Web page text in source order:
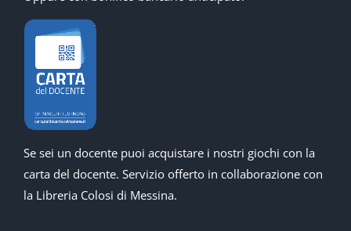
Se sei un docente puoi acquistare i nostri giochi con la
carta del docente. Servizio offerto in collaborazione con
la Libreria Colosi di Messina.